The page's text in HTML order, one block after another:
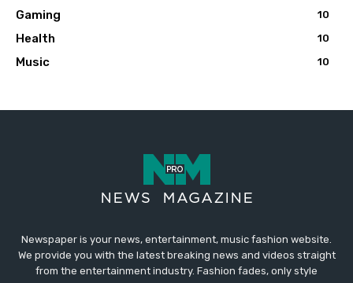
Gaming 10
Health 10
Music 10
Newspaper is your news, entertainment, music fashion website.
We provide you with the latest breaking news and videos straight
from the entertainment industry. Fashion fades, only style